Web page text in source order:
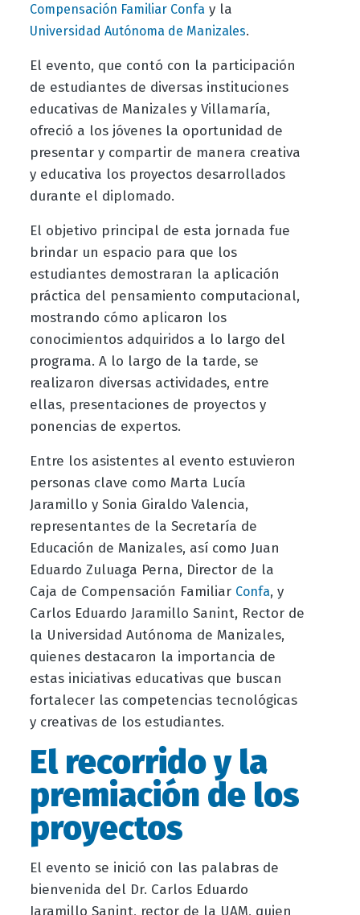
Compensación Familiar Confay la
Universidad Autónoma de Manizales.
El evento, que contó con la participación
de estudiantes de diversas instituciones
educativas de Manizales y Villamaría,
ofreció a los jóvenes la oportunidad de
presentar y compartir de manera creativa
y educativa los proyectos desarrollados
durante el diplomado.
El objetivo principal de esta jornada fue
brindar un espacio para que los
estudiantes demostraran la aplicación
práctica del pensamiento computacional,
mostrando cómo aplicaron los
conocimientos adquiridos a lo largo del
programa. A lo largo de la tarde, se
realizaron diversas actividades, entre
ellas, presentaciones de proyectos y
ponencias de expertos.
Entre los asistentes al evento estuvieron
personas clave como Marta Lucía
Jaramillo y Sonia Giraldo Valencia,
representantes de la Secretaría de
Educación de Manizales, así como Juan
Eduardo Zuluaga Perna, Director de la
Caja de Compensación Familiar Confa, y
Carlos Eduardo Jaramillo Sanint, Rector de
la Universidad Autónoma de Manizales,
quienes destacaron la importancia de
estas iniciativas educativas que buscan
fortalecer las competencias tecnológicas
y creativas de los estudiantes.
El recorrido y la
premiación de los
proyectos
El evento se inició con las palabras de
bienvenida del Dr. Carlos Eduardo
Jaramillo Sanint, rector de la UAM, quien